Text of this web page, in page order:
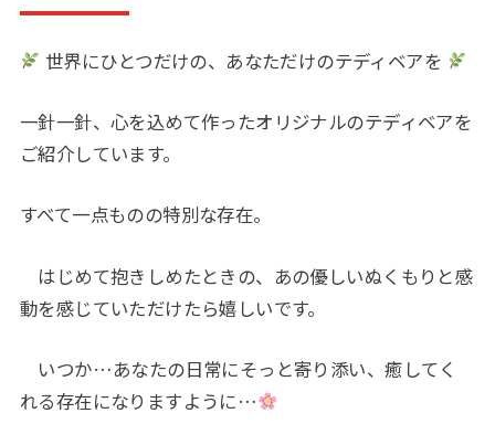
世界にひとつだけの、あなただけのテディベアを
一針一針、心を込めて作ったオリジナルのテディベアを
ご紹介しています。
すべて一点ものの特別な存在。
はじめて抱きしめたときの、あの優しいぬくもりと感
動を感じていただけたら嬉しいです。
いつか…あなたの日常にそっと寄り添い、癒してく
れる存在になりますように…